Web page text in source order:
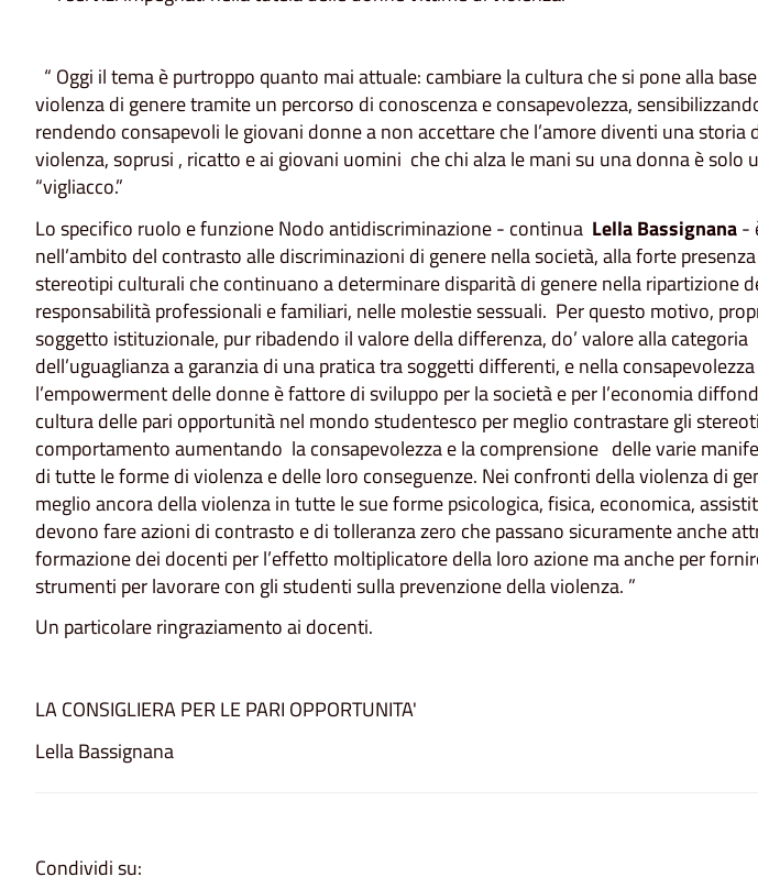
“ Oggi il tema è purtroppo quanto mai attuale: cambiare la cultura che si pone alla
violenza di genere tramite un percorso di conoscenza e consapevolezza,
rendendo consapevoli le giovani donne a non accettare che l’amore diventi una storia
violenza, soprusi , ricatto e ai giovani uomini che chi alza le mani su una donna è solo
“vigliacco.”
Lo specifico ruolo e funzione Nodo antidiscriminazione - continua Lella Bassignana-
nell’ambito del contrasto alle discriminazioni di genere nella società, alla forte
stereotipi culturali che continuano a determinare disparità di genere nella ripartizione
responsabilità professionali e familiari, nelle molestie sessuali. Per questo motivo,
soggetto istituzionale, pur ribadendo il valore della differenza, do’ valore alla categoria
dell’uguaglianza a garanzia di una pratica tra soggetti differenti, e nella
l’empowerment delle donne è fattore di sviluppo per la società e per l’economia
cultura delle pari opportunità nel mondo studentesco per meglio contrastare gli
comportamento aumentando la consapevolezza e la comprensione delle varie
di tutte le forme di violenza e delle loro conseguenze. Nei confronti della violenza di
meglio ancora della violenza in tutte le sue forme psicologica, fisica, economica,
devono fare azioni di contrasto e di tolleranza zero che passano sicuramente anche
formazione dei docenti per l’effetto moltiplicatore della loro azione ma anche per
strumenti per lavorare con gli studenti sulla prevenzione della violenza. ”
Un particolare ringraziamento ai docenti.
LA CONSIGLIERA PER LE PARI OPPORTUNITA'
Lella Bassignana
Condividi su: